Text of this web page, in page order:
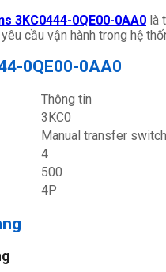
3KC0444-0QE00-0AA0 là
cầu vận hành trong hệ
0QE00-0AA0
Thông tin
3KC0
Manual transfer
4
500
4P